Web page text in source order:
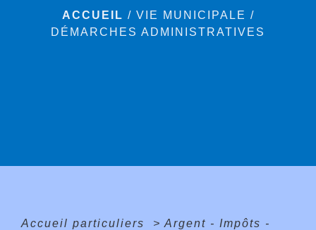
ACCUEIL / VIE MUNICIPALE /
DÉMARCHES ADMINISTRATIVES
Accueil particuliers > Argent - Impôts -